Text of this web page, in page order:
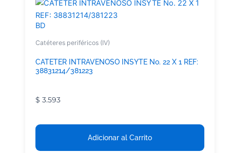
BD
Catéteres periféricos (IV)
CATETER INTRAVENOSO INSYTE No. 22 X 1 REF:
38831214/381223
$ 3.593
Adicionar al Carrito